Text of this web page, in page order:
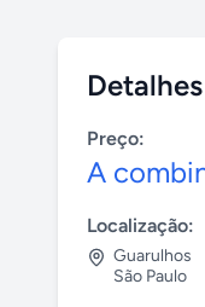
Preço:
A
Localização:
Guarulhos
São Paulo